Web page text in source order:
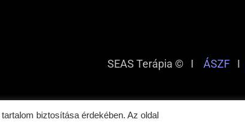
SEAS Terápia © I ÁSZF I
biztosítása érdekében. Az oldal